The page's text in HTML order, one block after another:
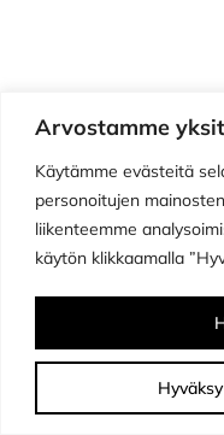
Arvostamme
Käytämme evästeitä
personoitujen
liikenteemme
käytön klikkaamalla